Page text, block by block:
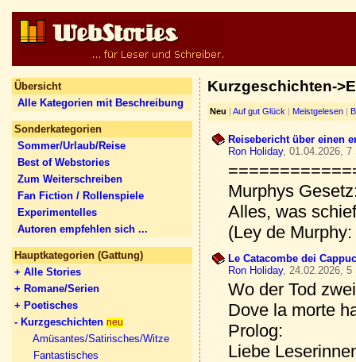
Übersicht
Alle Kategorien mit Beschreibung
Sonderkategorien
Sommer/Urlaub/Reise
Best of Webstories
Zum Weiterschreiben
Fan Fiction / Rollenspiele
Experimentelles
Autoren empfehlen sich ...
Hauptkategorien (Gattung)
+ Alle Stories
+ Romane/Serien
+ Poetisches
- Kurzgeschichten neu
Amüsantes/Satirisches/Witze
Fantastisches
Kurzgeschichten-
Neu | Auf gut Glück | Meistgelesen |
Reisebericht über einen
Ron Holiday, 01.04.2026, 7
Murphys
Alles, was
(Ley de Murphy:
Le Catacombe dei
Ron Holiday, 24.02.2026, 5
Wo der Tod
Dove la morte
Prolog:
Liebe